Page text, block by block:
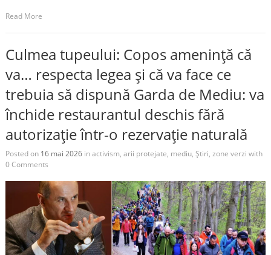
Read More
Culmea tupeului: Copos amenință că
va… respecta legea și că va face ce
trebuia să dispună Garda de Mediu: va
închide restaurantul deschis fără
autorizație într-o rezervație naturală
Posted on 16 mai 2026inactivism, arii protejate, mediu, Știri, zone verzi with
0 Comments